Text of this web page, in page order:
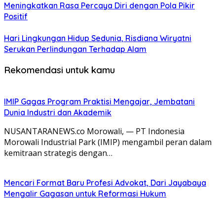
Meningkatkan Rasa Percaya Diri dengan Pola Pikir
Positif
Hari Lingkungan Hidup Sedunia, Risdiana Wiryatni
Serukan Perlindungan Terhadap Alam
Rekomendasi untuk kamu
IMIP Gagas Program Praktisi Mengajar, Jembatani
Dunia Industri dan Akademik
NUSANTARANEWS.co Morowali, — PT Indonesia
Morowali Industrial Park (IMIP) mengambil peran dalam
kemitraan strategis dengan…
Mencari Format Baru Profesi Advokat, Dari Jayabaya
Mengalir Gagasan untuk Reformasi Hukum